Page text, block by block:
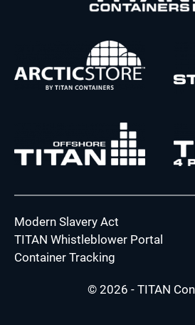
Modern Slavery Act
TITAN Whistleblower Portal
Container Tracking
© 2026 - TITAN